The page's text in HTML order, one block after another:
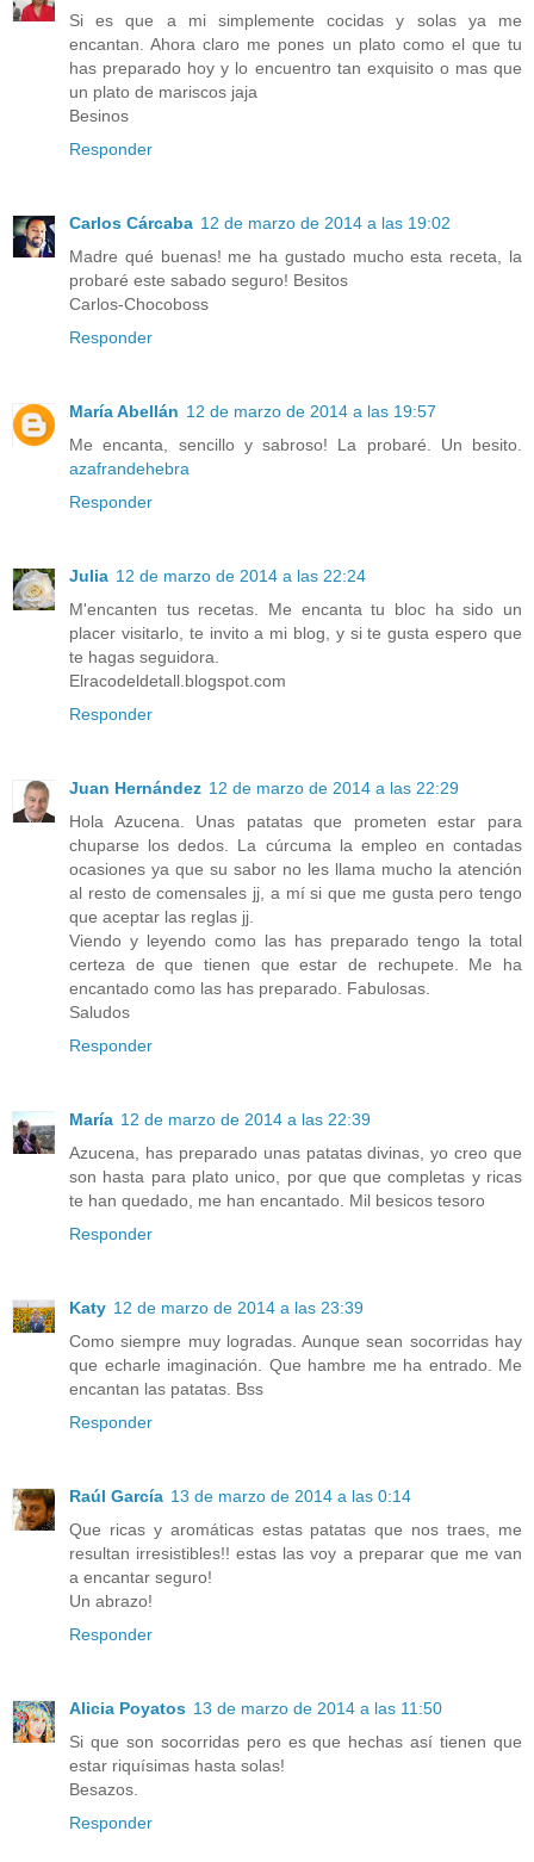
Si es que a mi simplemente cocidas y solas ya me
encantan. Ahora claro me pones un plato como el que tu
has preparado hoy y lo encuentro tan exquisito o mas que
un plato de mariscos jaja
Besinos
Responder
Carlos Cárcaba 12 de marzo de 2014 a las 19:02
Madre qué buenas! me ha gustado mucho esta receta, la
probaré este sabado seguro! Besitos
Carlos-Chocoboss
Responder
María Abellán 12 de marzo de 2014 a las 19:57
Me encanta, sencillo y sabroso! La probaré. Un besito.
azafrandehebra
Responder
Julia 12 de marzo de 2014 a las 22:24
M'encanten tus recetas. Me encanta tu bloc ha sido un
placer visitarlo, te invito a mi blog, y si te gusta espero que
te hagas seguidora.
Elracodeldetall.blogspot.com
Responder
Juan Hernández 12 de marzo de 2014 a las 22:29
Hola Azucena. Unas patatas que prometen estar para
chuparse los dedos. La cúrcuma la empleo en contadas
ocasiones ya que su sabor no les llama mucho la atención
al resto de comensales jj, a mí si que me gusta pero tengo
que aceptar las reglas jj.
Viendo y leyendo como las has preparado tengo la total
certeza de que tienen que estar de rechupete. Me ha
encantado como las has preparado. Fabulosas.
Saludos
Responder
María 12 de marzo de 2014 a las 22:39
Azucena, has preparado unas patatas divinas, yo creo que
son hasta para plato unico, por que que completas y ricas
te han quedado, me han encantado. Mil besicos tesoro
Responder
Katy 12 de marzo de 2014 a las 23:39
Como siempre muy logradas. Aunque sean socorridas hay
que echarle imaginación. Que hambre me ha entrado. Me
encantan las patatas. Bss
Responder
Raúl García 13 de marzo de 2014 a las 0:14
Que ricas y aromáticas estas patatas que nos traes, me
resultan irresistibles!! estas las voy a preparar que me van
a encantar seguro!
Un abrazo!
Responder
Alicia Poyatos 13 de marzo de 2014 a las 11:50
Si que son socorridas pero es que hechas así tienen que
estar riquísimas hasta solas!
Besazos.
Responder